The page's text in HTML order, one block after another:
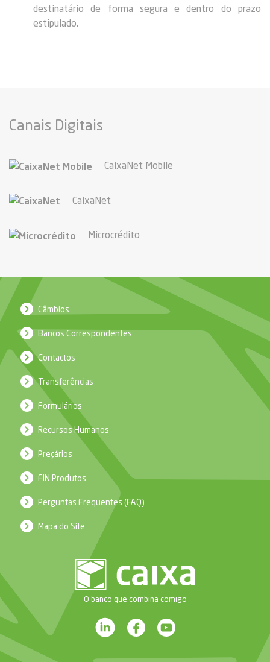
destinatário de forma segura e dentro do prazo
estipulado.
Canais Digitais
CaixaNet Mobile
CaixaNet
Microcrédito
O banco que combina comigo
Câmbios
Bancos Correspondentes
Contactos
Transferências
Formulários
Recursos Humanos
Preçários
FIN Produtos
Perguntas Frequentes (FAQ)
Mapa do Site